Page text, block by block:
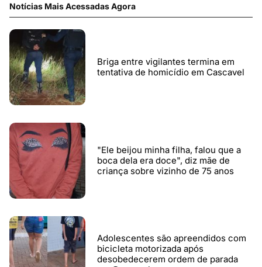
Notícias Mais Acessadas Agora
Briga entre vigilantes termina em
tentativa de homicídio em Cascavel
"Ele beijou minha filha, falou que a
boca dela era doce", diz mãe de
criança sobre vizinho de 75 anos
Adolescentes são apreendidos com
bicicleta motorizada após
desobedecerem ordem de parada